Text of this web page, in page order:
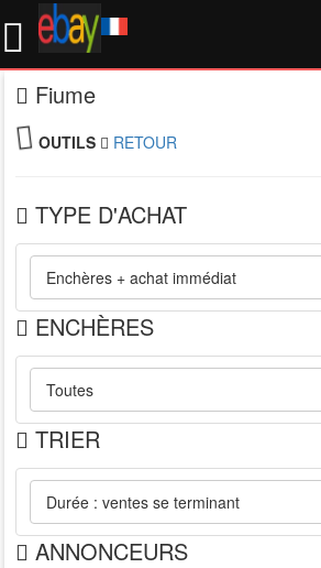
Fiume
OUTILS RETOUR
TYPE D'ACHAT
ENCHÈRES
TRIER
ANNONCEURS